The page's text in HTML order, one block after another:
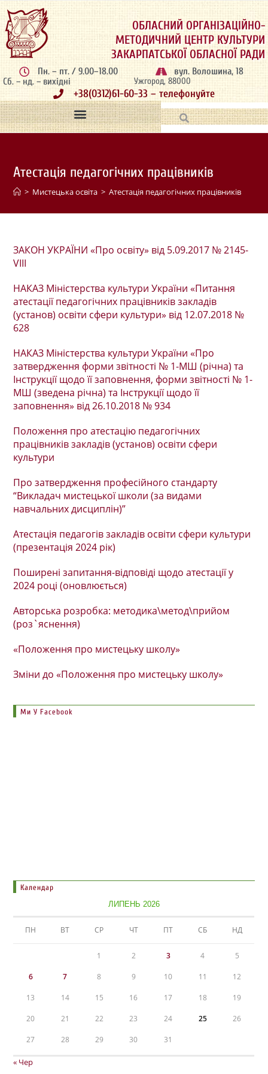
ОБЛАСНИЙ ОРГАНІЗАЦІЙНО-
МЕТОДИЧНИЙ ЦЕНТР КУЛЬТУРИ
ЗАКАРПАТСЬКОЇ ОБЛАСНОЇ РАДИ
Пн. – пт. / 9.00–18.00
Сб. – нд. – вихідні
вул. Волошина, 18
Ужгород, 88000
+38(0312)61-60-33 – телефонуйте
Атестація педагогічних працівників
> Мистецька освіта > Атестація педагогічних працівників
ЗАКОН УКРАЇНИ «Про освіту» від 5.09.2017 № 2145-
VIII
НАКАЗ Міністерства культури України «Питання
атестації педагогічних працівників закладів
(установ) освіти сфери культури» від 12.07.2018 №
628
НАКАЗ Міністерства культури України «Про
затвердження форми звітності № 1-МШ (річна) та
Інструкції щодо її заповнення, форми звітності № 1-
МШ (зведена річна) та Інструкції щодо її
заповнення» від 26.10.2018 № 934
Положення про атестацію педагогічних
працівників закладів (установ) освіти сфери
культури
Про затвердження професійного стандарту
“Викладач мистецької школи (за видами
навчальних дисциплін)”
Атестація педагогів закладів освіти сфери культури
(презентація 2024 рік)
Поширені запитання-відповіді щодо атестації у
2024 році (оновлюється)
Авторська розробка: методика\метод\прийом
(роз`яснення)
«Положення про мистецьку школу»
Зміни до «Положення про мистецьку школу»
Ми У Facebook
Календар
ЛИПЕНЬ 2026
ПН ВТ СР ЧТ ПТ СБ НД
1 2 3 4 5
6 7 8 9 10 11 12
13 14 15 16 17 18 19
20 21 22 23 24 25 26
27 28 29 30 31
« Чер